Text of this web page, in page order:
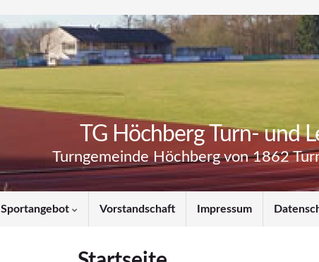
TG Höchberg Turn- und
Turngemeinde Höchberg von 1862
Sportangebot Vorstandschaft Impressum